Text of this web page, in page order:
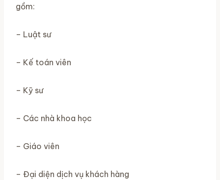
gồm:
– Luật sư
– Kế toán viên
– Kỹ sư
– Các nhà khoa học
– Giáo viên
– Đại diện dịch vụ khách hàng